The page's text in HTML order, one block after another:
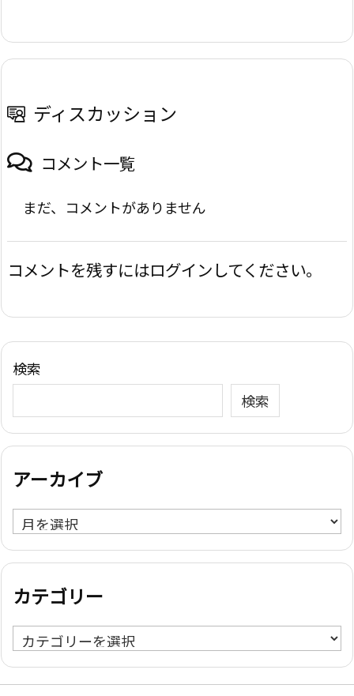
ディスカッション
コメント一覧
まだ、コメントがありません
コメントを残すにはログインしてください。
検索
検索
アーカイブ
ア
ー
カ
ブ
カテゴリー
カ
テ